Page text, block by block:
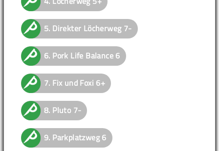
5. Direkter Löcherweg7-
6. Pork Life Balance 6
7. Fix und Foxi 6+
8. Pluto 7-
9. Parkplatzweg6